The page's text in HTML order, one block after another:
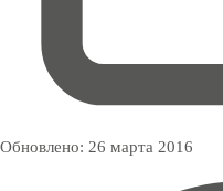
Обновлено: 26 марта 2016